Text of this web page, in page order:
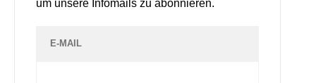
um unsere Infomails zu abonnieren.
E-MAIL